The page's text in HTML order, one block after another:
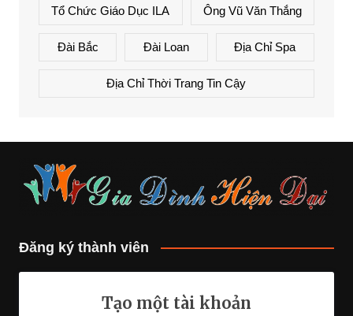
Tổ Chức Giáo Dục ILA Ông Vũ Văn Thắng
Đài Bắc Đài Loan Địa Chỉ Spa
Địa Chỉ Thời Trang Tin Cậy
Đăng ký thành viên
Tạo một tài khoản